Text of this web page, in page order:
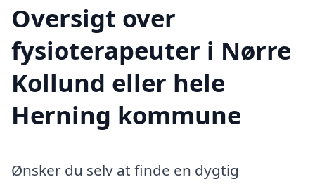
Oversigt over
fysioterapeuter i Nørre
Kollund eller hele
Herning kommune
Ønsker du selv at finde en dygtig